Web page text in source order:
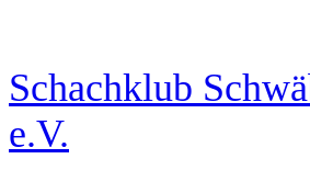
Schachklub
e.V.